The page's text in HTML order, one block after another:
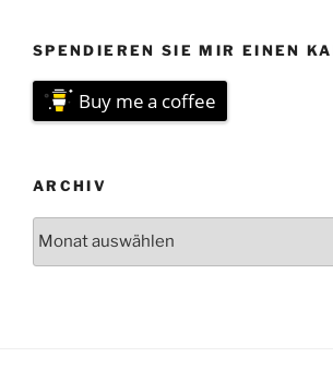
SPENDIEREN SIE MIR EINEN
Buy me a coffee
ARCHIV